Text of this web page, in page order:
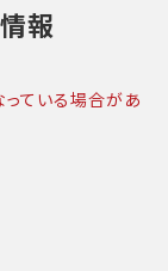
報
ている場合があ